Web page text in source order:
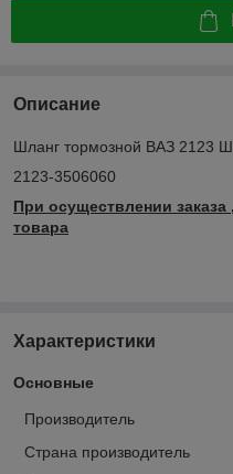
Описание
Шланг тормозной ВАЗ 2123
2123-3506060
При осуществлении
товара
Характеристики
Основные
Производитель
Страна производитель